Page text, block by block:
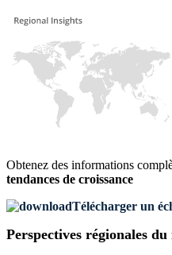
Obtenez des informations
tendances de croissance
Télécharger un
Perspectives régionales